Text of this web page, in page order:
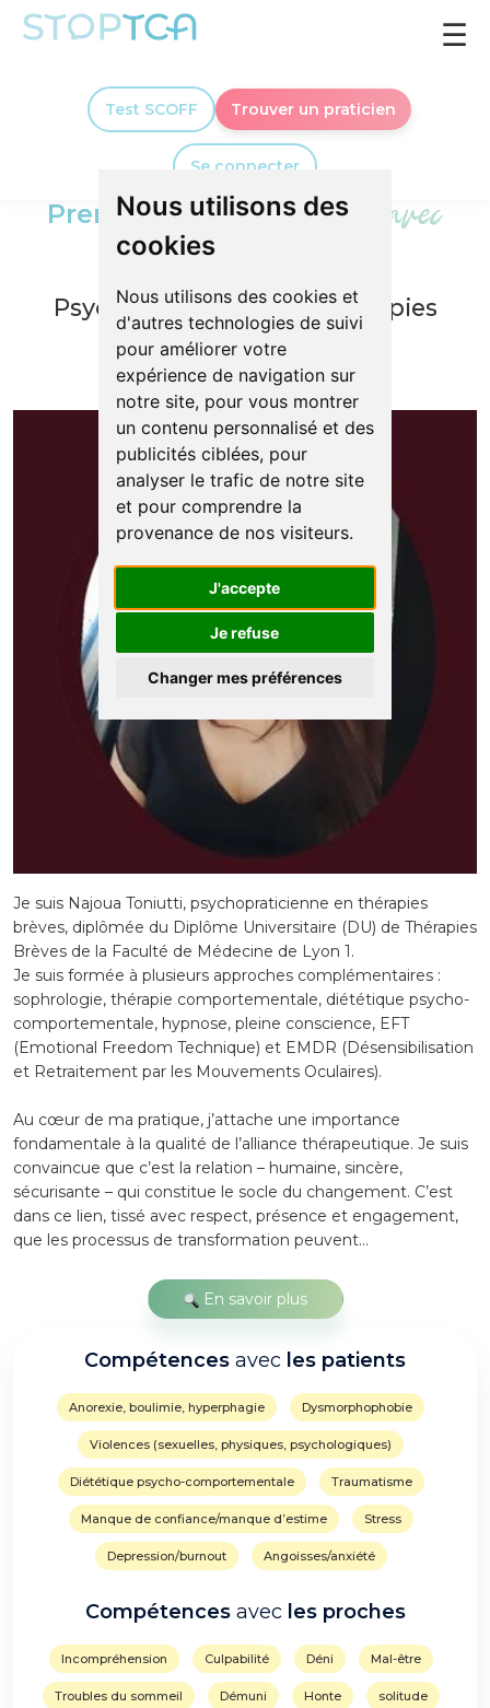
Nous utilisons des
cookies
Nous utilisons des cookies et
d'autres technologies de suivi
pour améliorer votre
expérience de navigation sur
notre site, pour vous montrer
un contenu personnalisé et des
publicités ciblées, pour
analyser le trafic de notre site
et pour comprendre la
provenance de nos visiteurs.
J'accepte
Je refuse
Changer mes préférences
☰
Test SCOFF Trouver un praticien
Se connecter
Prendre un rendez-vous avec
Najoua
Psychopraticienne en thérapies
brèves & Sophrologue
Je suis Najoua Toniutti, psychopraticienne en thérapies
brèves, diplômée du Diplôme Universitaire (DU) de Thérapies
Brèves de la Faculté de Médecine de Lyon 1.
Je suis formée à plusieurs approches complémentaires :
sophrologie, thérapie comportementale, diététique psycho-
comportementale, hypnose, pleine conscience, EFT
(Emotional Freedom Technique) et EMDR (Désensibilisation
et Retraitement par les Mouvements Oculaires).
Au cœur de ma pratique, j’attache une importance
fondamentale à la qualité de l’alliance thérapeutique. Je suis
convaincue que c’est la relation – humaine, sincère,
sécurisante – qui constitue le socle du changement. C’est
dans ce lien, tissé avec respect, présence et engagement,
que les processus de transformation peuvent...
En savoir plus
Compétences avec les patients
Anorexie, boulimie, hyperphagie Dysmorphophobie
Violences (sexuelles, physiques, psychologiques)
Diététique psycho-comportementale Traumatisme
Manque de confiance/manque d’estime Stress
Depression/burnout Angoisses/anxiété
Compétences avecles proches
Incompréhension Culpabilité Déni Mal-être
Troubles du sommeil Démuni Honte solitude